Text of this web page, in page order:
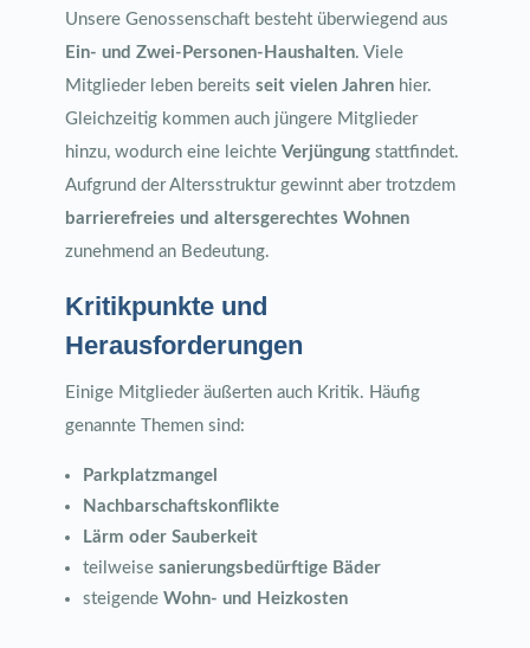
Unsere Genossenschaft besteht überwiegend aus
Ein- und Zwei-Personen-Haushalten. Viele
Mitglieder leben bereits seit vielen Jahrenhier.
Gleichzeitig kommen auch jüngere Mitglieder
hinzu, wodurch eine leichte Verjüngungstattfindet.
Aufgrund der Altersstruktur gewinnt aber trotzdem
barrierefreies und altersgerechtes Wohnen
zunehmend an Bedeutung.
Kritikpunkte und
Herausforderungen
Einige Mitglieder äußerten auch Kritik. Häufig
genannte Themen sind:
Parkplatzmangel
Nachbarschaftskonflikte
Lärm oder Sauberkeit
teilweise sanierungsbedürftige Bäder
steigende Wohn- und Heizkosten